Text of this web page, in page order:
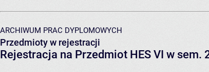
ARCHIWUM PRAC DYPLOMOWYCH
Przedmioty w rejestracji
Rejestracja na Przedmiot HES VI w